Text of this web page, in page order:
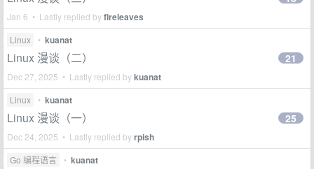
Jan 6 • Lastly replied byfireleaves
Linux • kuanat
Linux 漫谈（二）
Dec 27, 2025 • Lastly replied bykuanat
21
Linux • kuanat
Linux 漫谈（一）
Dec 24, 2025 • Lastly replied byrpish
25
Go 编程语言 • kuanat